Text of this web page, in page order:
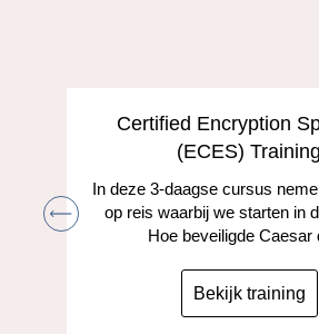
Certified Encryption
(ECES) Training
In deze 3-daagse cursus
op reis waarbij we starten in
Hoe beveiligde
Bekijk training